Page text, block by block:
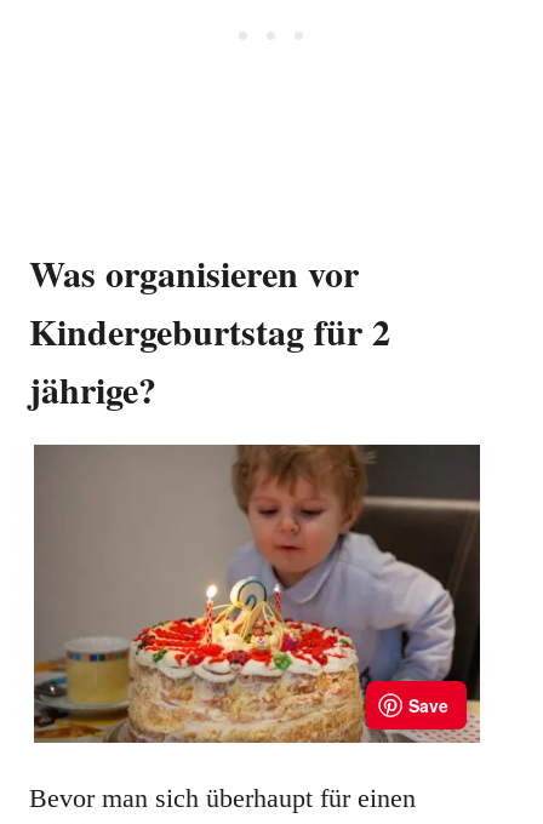
Was organisieren vor
Kindergeburtstag für 2
jährige?
Bevor man sich überhaupt für einen